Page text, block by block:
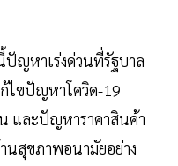
ญหาเร่งด่วนที่รัฐบาล
ไขปัญหาโควิด-19
และปัญหาราคาสินค้า
นสุขภาพอนามัยอย่าง